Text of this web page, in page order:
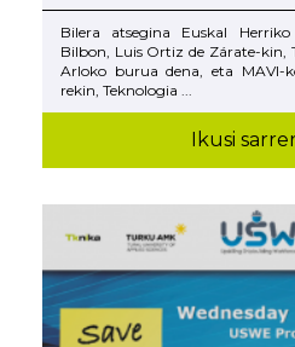
Bilera atsegina Euskal
Bilbon, Luis Ortiz de Zárate-kin,
Arloko burua dena, eta MAVI-
rekin, Teknologia ...
Ikusi